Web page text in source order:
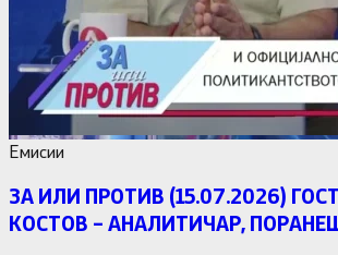
Емисии
ЗА ИЛИ ПРОТИВ (15.07.2026)
КОСТОВ – АНАЛИТИЧАР,